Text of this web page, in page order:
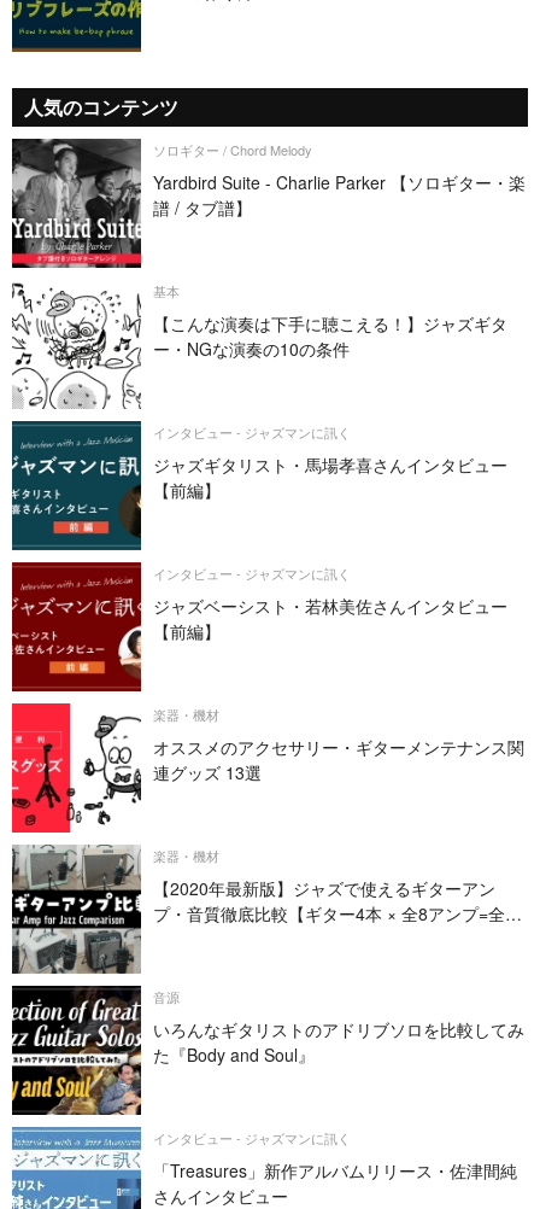
人気のコンテンツ
ソロギター / Chord Melody
Yardbird Suite - Charlie Parker 【ソロギター・楽
譜 / タブ譜】
基本
【こんな演奏は下手に聴こえる！】ジャズギタ
ー・NGな演奏の10の条件
インタビュー - ジャズマンに訊く
ジャズギタリスト・馬場孝喜さんインタビュー
【前編】
インタビュー - ジャズマンに訊く
ジャズベーシスト・若林美佐さんインタビュー
【前編】
楽器・機材
オススメのアクセサリー・ギターメンテナンス関
連グッズ 13選
楽器・機材
【2020年最新版】ジャズで使えるギターアン
プ・音質徹底比較【ギター4本 × 全8アンプ=全32
音源
いろんなギタリストのアドリブソロを比較してみ
た『Body and Soul』
インタビュー - ジャズマンに訊く
「Treasures」新作アルバムリリース・佐津間純
さんインタビュー